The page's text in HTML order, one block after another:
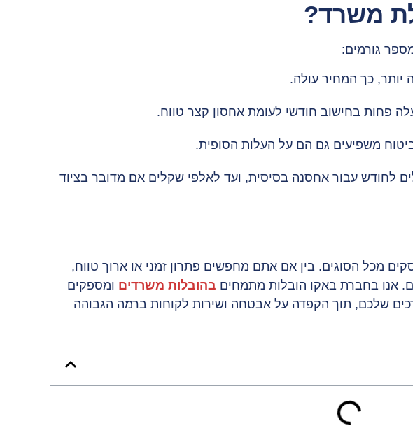
משרד?
גורמים:
יותר, כך המחיר עולה.
פחות בחישוב חודשי לעומת אחסון קצר טווח.
משפיעים גם הם על העלות הסופית.
לחודש עבור אחסנה בסיסית, ועד לאלפי שקלים אם מדובר בציוד
מכל הסוגים. בין אם אתם מחפשים פתרון זמני או ארוך טווח,
אנו בחברת באקו הובלות מתמחים בהובלות משרדים ומספקים
שלכם, תוך הקפדה על אבטחה ושירות לקוחות ברמה הגבוהה